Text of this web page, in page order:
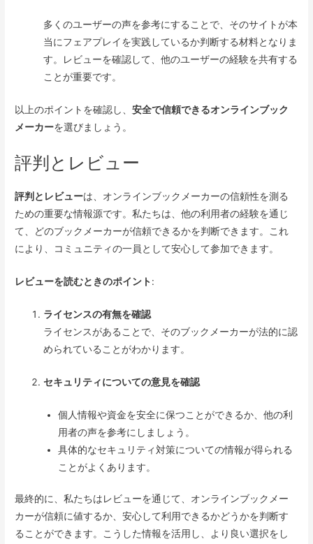
多くのユーザーの声を参考にすることで、そのサイトが本
当にフェアプレイを実践しているか判断する材料となりま
す。レビューを確認して、他のユーザーの経験を共有する
ことが重要です。
以上のポイントを確認し、安全で信頼できるオンラインブック
メーカーを選びましょう。
評判とレビュー
評判とレビューは、オンラインブックメーカーの信頼性を測る
ための重要な情報源です。私たちは、他の利用者の経験を通じ
て、どのブックメーカーが信頼できるかを判断できます。これ
により、コミュニティの一員として安心して参加できます。
レビューを読むときのポイント:
ライセンスの有無を確認
ライセンスがあることで、そのブックメーカーが法的に認
められていることがわかります。
セキュリティについての意見を確認
個人情報や資金を安全に保つことができるか、他の利
用者の声を参考にしましょう。
具体的なセキュリティ対策についての情報が得られる
ことがよくあります。
最終的に、私たちはレビューを通じて、オンラインブックメー
カーが信頼に値するか、安心して利用できるかどうかを判断す
ることができます。こうした情報を活用し、より良い選択をし